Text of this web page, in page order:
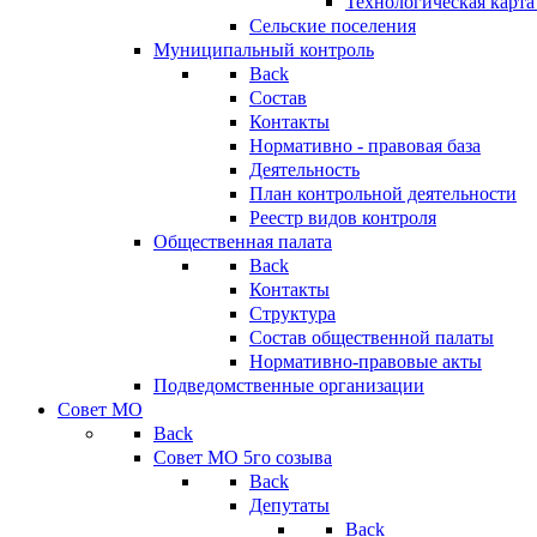
Сельские поселения
Муниципальный контроль
Back
Состав
Контакты
Нормативно - правовая база
Деятельность
План контрольной деятельности
Реестр видов контроля
Общественная палата
Back
Контакты
Структура
Состав общественной палаты
Нормативно-правовые акты
Подведомственные организации
Совет МО
Back
Совет МО 5го созыва
Back
Депутаты
Back